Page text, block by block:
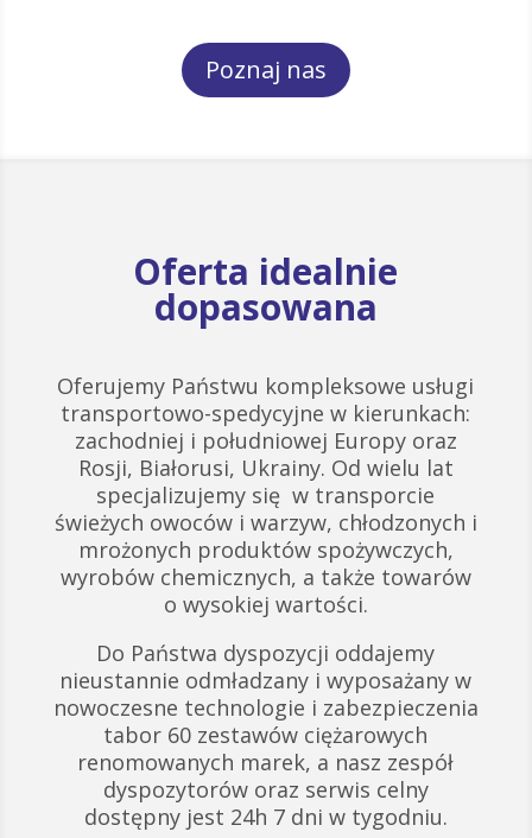
Poznaj nas
Oferta idealnie
dopasowana
Oferujemy Państwu kompleksowe usługi
transportowo-spedycyjne w kierunkach:
zachodniej i południowej Europy oraz
Rosji, Białorusi, Ukrainy. Od wielu lat
specjalizujemy się w transporcie
świeżych owoców i warzyw, chłodzonych i
mrożonych produktów spożywczych,
wyrobów chemicznych, a także towarów
o wysokiej wartości.
Do Państwa dyspozycji oddajemy
nieustannie odmładzany i wyposażany w
nowoczesne technologie i zabezpieczenia
tabor 60 zestawów ciężarowych
renomowanych marek, a nasz zespół
dyspozytorów oraz serwis celny
dostępny jest 24h 7 dni w tygodniu.